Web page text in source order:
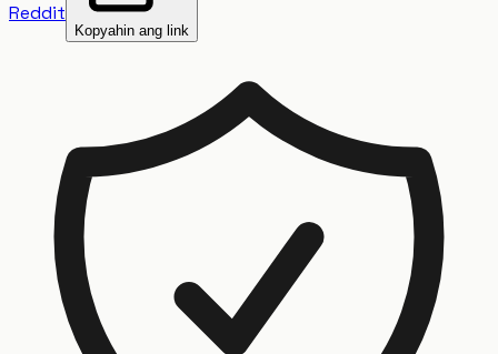
Reddit
Kopyahin ang link